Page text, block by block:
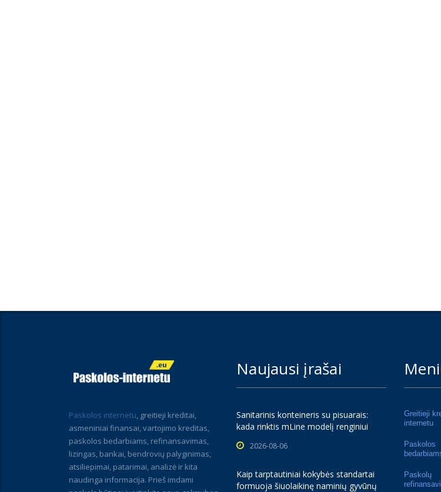
Paskolos internetu, greitieji kreditai,
asmeniniai finansai, vartojimo kreditas,
paskolos bedarbiams, refinansavimas,
lizingas, bankai, bendrovių palyginimas,
atsiliepimai, patarimai, analizė ir kita
naudinga informacija. Prieš imdami
Naujausi įrašai
Sanitarinis konteineris su pisuarais:
kada rinktis mLine modelį renginiui
2026-08-06
Kaip tarptautiniai kokybės standartai
formuoja šiuolaikinę naminių gyvūnų
Greitieji
internetu
Paskolos
Paskolų